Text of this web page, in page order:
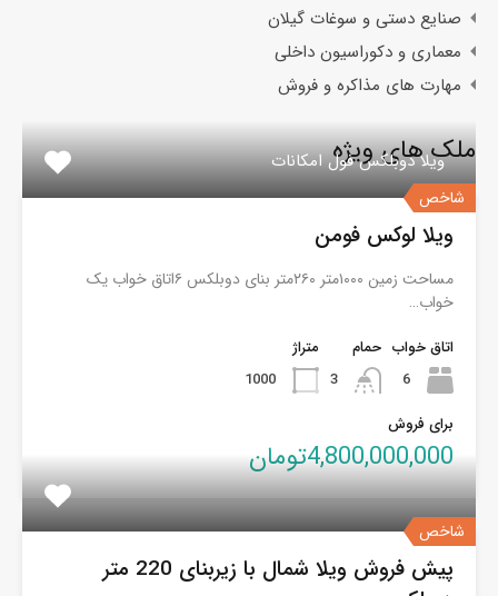
صنایع دستی و سوغات گیلان
معماری و دکوراسیون داخلی
مهارت های مذاکره و فروش
ملک های ویژه
شاخص
ویلا دوبلکس فول امکانات
ویلا لوکس فومن
مساحت زمین ۱۰۰۰متر ۲۶۰متر بنای دوبلکس ۶اتاق خواب یک
خواب…
اتاق خواب
6
حمام
3
متراژ
1000
برای فروش
4,800,000,000تومان
شاخص
پیش فروش ویلا شمال با زیربنای 220 متر